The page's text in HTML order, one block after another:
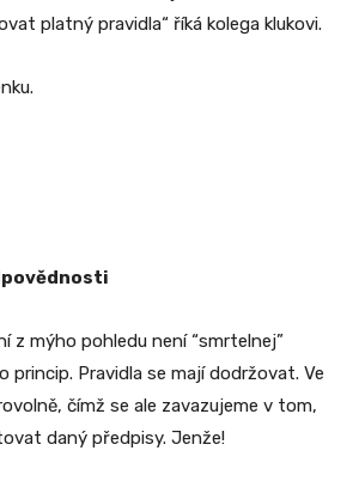
platný pravidla“ říká kolega klukovi.
z mýho pohledu není “smrtelnej”
princip. Pravidla se mají dodržovat. Ve
čímž se ale zavazujeme v tom,
daný předpisy. Jenže!